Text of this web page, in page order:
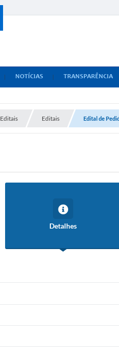
NOTÍCIAS TRANSPARÊNCIA
Editais Editais Edital de
Detalhes